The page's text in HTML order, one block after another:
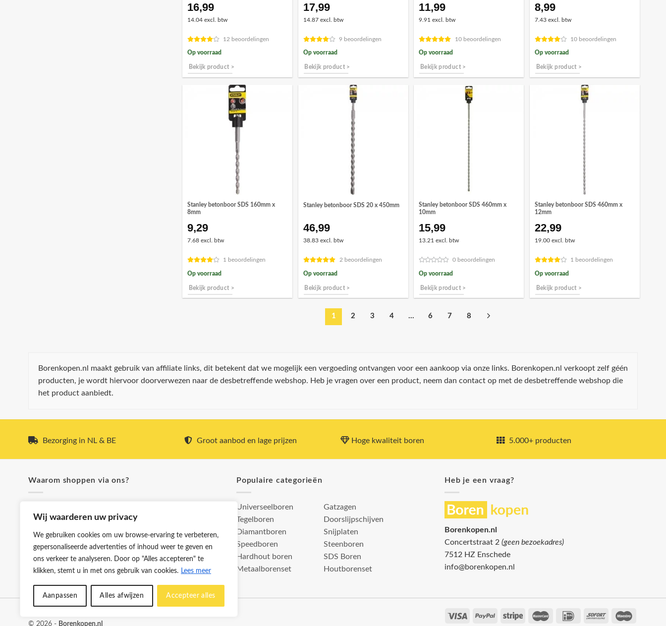
Wij waarderen uw privacy
We gebruiken cookies om uw browse-ervaring te verbeteren,
gepersonaliseerde advertenties of inhoud weer te geven en
ons verkeer te analyseren. Door op "Alles accepteren" te
klikken, stemt u in met ons gebruik van cookies. Lees meer
Aanpassen Alles afwijzen Accepteer alles
16,99
14.04 excl. btw
12 beoordelingen
Op voorraad
Bekijk product >
17,99
14.87 excl. btw
9 beoordelingen
Op voorraad
Bekijk product >
11,99
9.91 excl. btw
10 beoordelingen
Op voorraad
Bekijk product >
8,99
7.43 excl. btw
10 beoordelingen
Op voorraad
Bekijk product >
Stanley betonboor SDS 160mm x
8mm
9,29
7.68 excl. btw
1 beoordelingen
Op voorraad
Bekijk product >
Stanley betonboor SDS 20 x 450mm
46,99
38.83 excl. btw
2 beoordelingen
Op voorraad
Bekijk product >
Stanley betonboor SDS 460mm x
10mm
15,99
13.21 excl. btw
0 beoordelingen
Op voorraad
Bekijk product >
Stanley betonboor SDS 460mm x
12mm
22,99
19.00 excl. btw
1 beoordelingen
Op voorraad
Bekijk product >
1 2 3 4 … 6 7 8
Borenkopen.nl maakt gebruik van affiliate links, dit betekent dat we mogelijk een vergoeding ontvangen voor een aankoop via onze links. Borenkopen.nl verkoopt zelf géén
producten, je wordt hiervoor doorverwezen naar de desbetreffende webshop. Heb je vragen over een product, neem dan contact op met de desbetreffende webshop die
het product aanbiedt.
Bezorging in NL & BE Groot aanbod en lage prijzen Hoge kwaliteit boren 5.000+ producten
Waarom shoppen via ons?
✓ Hoge kwaliteit boren
✓ Klanttevredenheid staat voorop
✓ Groot aanbod en lage prijzen
✓ Meer dan 5.000 producten
✓ Bezorging in NL & BE
Populaire categorieën
Universeelboren
Tegelboren
Diamantboren
Speedboren
Hardhout boren
Metaalborenset
Gatzagen
Doorslijpschijven
Snijplaten
Steenboren
SDS Boren
Houtborenset
Heb je een vraag?
Borenkopen.nl
Concertstraat 2 (geen bezoekadres)
7512 HZ Enschede
info@borenkopen.nl
© 2026 - Borenkopen.nl